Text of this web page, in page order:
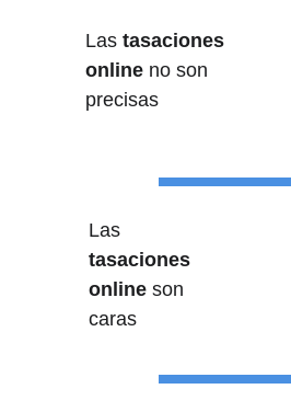
Las tasaciones
online no son
precisas
Las
tasaciones
online son
caras